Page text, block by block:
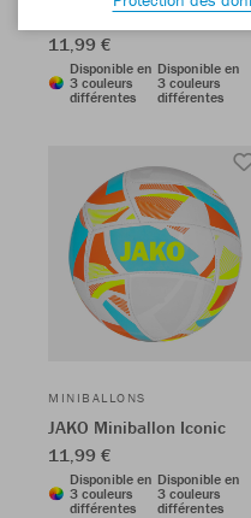
JAKO Miniballon Iconic
11,99 €
Disponible en
3 couleurs
différentes
Disponible en
3 couleurs
différentes
MINIBALLONS
JAKO Miniballon Iconic
11,99 €
Disponible en
3 couleurs
différentes
Disponible en
3 couleurs
différentes